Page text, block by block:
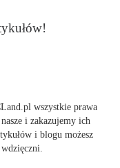
wszystkie prawa
i zakazujemy ich
i blogu możesz